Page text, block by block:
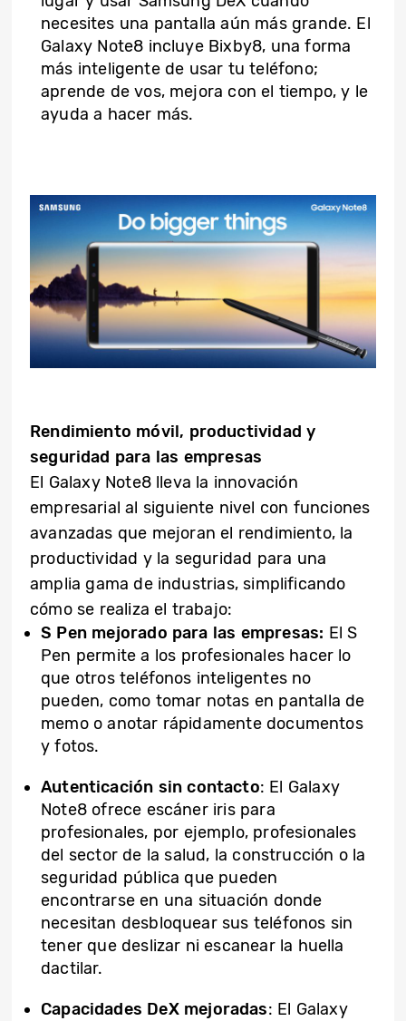
necesites una pantalla aún más grande. El
Galaxy Note8 incluye Bixby8, una forma
más inteligente de usar tu teléfono;
aprende de vos, mejora con el tiempo, y le
ayuda a hacer más.
Rendimiento móvil, productividad y
seguridad para las empresas
El Galaxy Note8 lleva la innovación
empresarial al siguiente nivel con funciones
avanzadas que mejoran el rendimiento, la
productividad y la seguridad para una
amplia gama de industrias, simplificando
cómo se realiza el trabajo:
S Pen mejorado para las empresas: El S
Pen permite a los profesionales hacer lo
que otros teléfonos inteligentes no
pueden, como tomar notas en pantalla de
memo o anotar rápidamente documentos
y fotos.
Autenticación sin contacto: El Galaxy
Note8 ofrece escáner iris para
profesionales, por ejemplo, profesionales
del sector de la salud, la construcción o la
seguridad pública que pueden
encontrarse en una situación donde
necesitan desbloquear sus teléfonos sin
tener que deslizar ni escanear la huella
dactilar.
Capacidades DeX mejoradas: El Galaxy